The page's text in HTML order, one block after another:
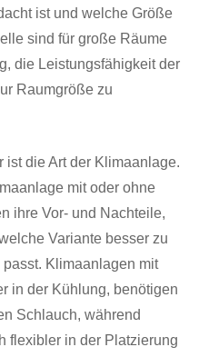
ist und welche Größe
sind für große Räume
die Leistungsfähigkeit der
Raumgröße zu
ist die Art der Klimaanlage.
mit oder ohne
ihre Vor- und Nachteile,
Variante besser zu
Klimaanlagen mit
in der Kühlung, benötigen
Schlauch, während
flexibler in der Platzierung